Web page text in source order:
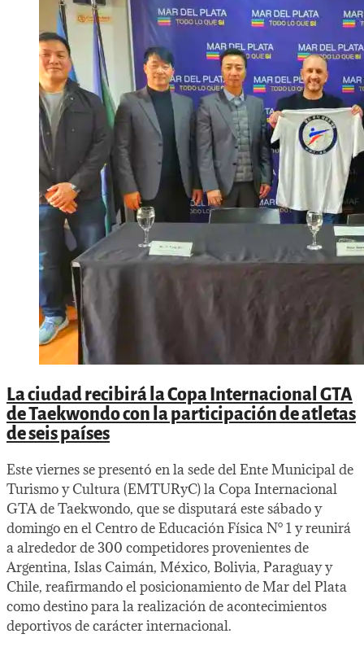
La ciudad recibirá la Copa Internacional GTA
de Taekwondo con la participación de atletas
de seis países
Este viernes se presentó en la sede del Ente Municipal de
Turismo y Cultura (EMTURyC) la Copa Internacional
GTA de Taekwondo, que se disputará este sábado y
domingo en el Centro de Educación Física N° 1 y reunirá
a alrededor de 300 competidores provenientes de
Argentina, Islas Caimán, México, Bolivia, Paraguay y
Chile, reafirmando el posicionamiento de Mar del Plata
como destino para la realización de acontecimientos
deportivos de carácter internacional.